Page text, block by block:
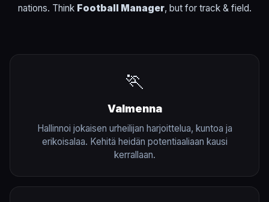
nations. Think Football Manager, but for track & field.
🏃
Valmenna
Hallinnoi jokaisen urheilijan harjoittelua, kuntoa ja
erikoisalaa. Kehitä heidän potentiaaliaan kausi
kerrallaan.